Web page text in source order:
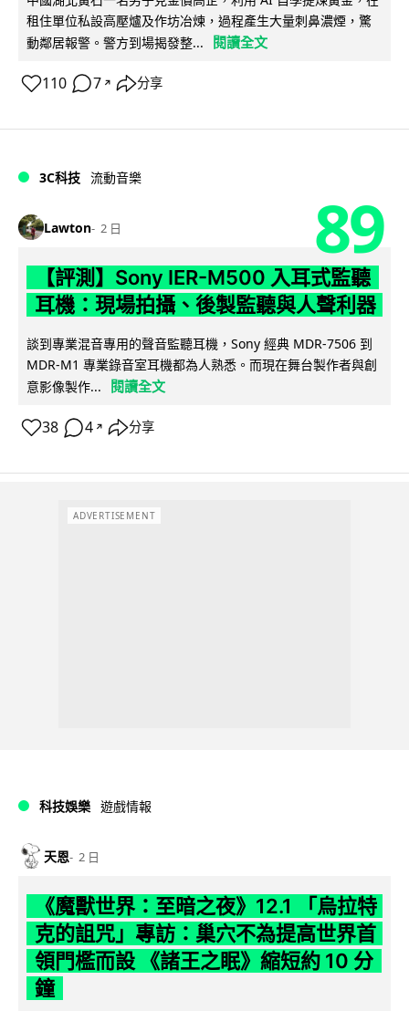
租住單位私設高壓爐及作坊冶煉，過程產生大量刺鼻濃煙，驚
動鄰居報警。警方到場揭發整...
閱讀全文
110 7 ↗ 分享
3C科技 流動音樂
Lawton 2 日 89
【評測】Sony IER-M500 入耳式監聽
耳機：現場拍攝、後製監聽與人聲利器
談到專業混音專用的聲音監聽耳機，Sony 經典 MDR-7506 到
MDR-M1 專業錄音室耳機都為人熟悉。而現在舞台製作者與創
意影像製作...
閱讀全文
38 4 ↗ 分享
ADVERTISEMENT
科技娛樂 遊戲情報
天恩 2 日
《魔獸世界：至暗之夜》12.1 「烏拉特
克的詛咒」專訪：巢穴不為提高世界首
領門檻而設 《諸王之眠》縮短約 10 分
鐘